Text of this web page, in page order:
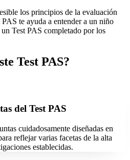
los principios de la evaluación
te ayuda a entender a un niño
Test PAS completado por los
Test PAS?
del Test PAS
cuidadosamente diseñadas en
reflejar varias facetas de la alta
establecidas.